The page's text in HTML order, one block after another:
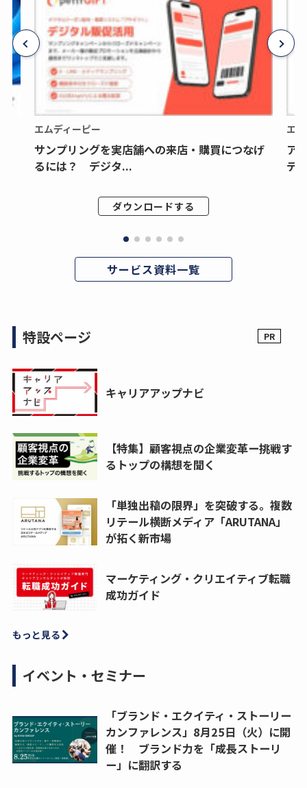
エムディーピー
サンプリングを実店舗への来店・購買につなげ
るには？ デジタ...
ダウンロードする
エ
ア
デ
サービス資料一覧
特設ページ
キャリアアップナビ
【特集】顧客視点の企業変革ー挑戦す
るトップの構想を聞く
「単独出稿の限界」を突破する。複数
リテール横断メディア「ARUTANA」
が拓く新市場
マーケティング・クリエイティブ転職
成功ガイド
もっと見る
イベント・セミナー
「ブランド・エクイティ・ストーリー
カンファレンス」8月25日（火）に開
催！ ブランド力を「成長ストーリ
ー」に翻訳する